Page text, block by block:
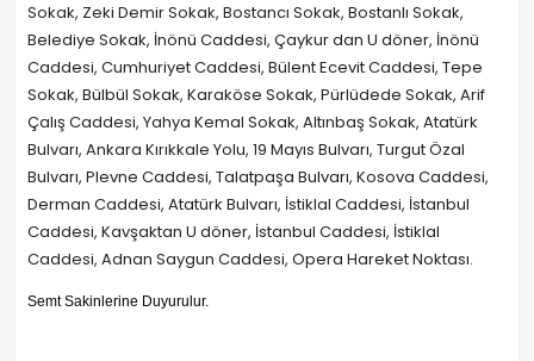
Sokak, Zeki Demir Sokak, Bostancı Sokak, Bostanlı Sokak,
Belediye Sokak, İnönü Caddesi, Çaykur dan U döner, İnönü
Caddesi, Cumhuriyet Caddesi, Bülent Ecevit Caddesi, Tepe
Sokak, Bülbül Sokak, Karaköse Sokak, Pürlüdede Sokak, Arif
Çalış Caddesi, Yahya Kemal Sokak, Altınbaş Sokak, Atatürk
Bulvarı, Ankara Kırıkkale Yolu, 19 Mayıs Bulvarı, Turgut Özal
Bulvarı, Plevne Caddesi, Talatpaşa Bulvarı, Kosova Caddesi,
Derman Caddesi, Atatürk Bulvarı, İstiklal Caddesi, İstanbul
Caddesi, Kavşaktan U döner, İstanbul Caddesi, İstiklal
Caddesi, Adnan Saygun Caddesi, Opera Hareket Noktası.
Semt Sakinlerine Duyurulur.